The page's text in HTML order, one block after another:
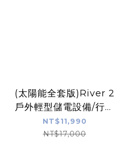
(太陽能全套版)River 2
戶外輕型儲電設備/行動
電源(儲能電源 防颱必備
停電神器)
NT$11,990
NT$17,000